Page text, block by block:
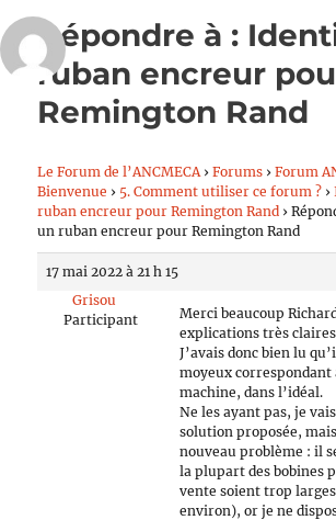
Répondre à :
ruban encreur
Remington Rand
Le Forum de l’ANCMECA › Forums › Forum
Bienvenue › 5. Comment utiliser ce forum ? ›
ruban encreur pour Remington Rand ›
un ruban encreur pour Remington Rand
17 mai 2022 à 21 h 15
Grisou
Participant
Merci beaucoup
explications très
J’avais donc bien lu
moyeux correspondant
machine, dans l’idéal.
Ne les ayant pas, je
solution proposée,
nouveau problème : il
la plupart des bobines
vente soient trop
environ), or je ne